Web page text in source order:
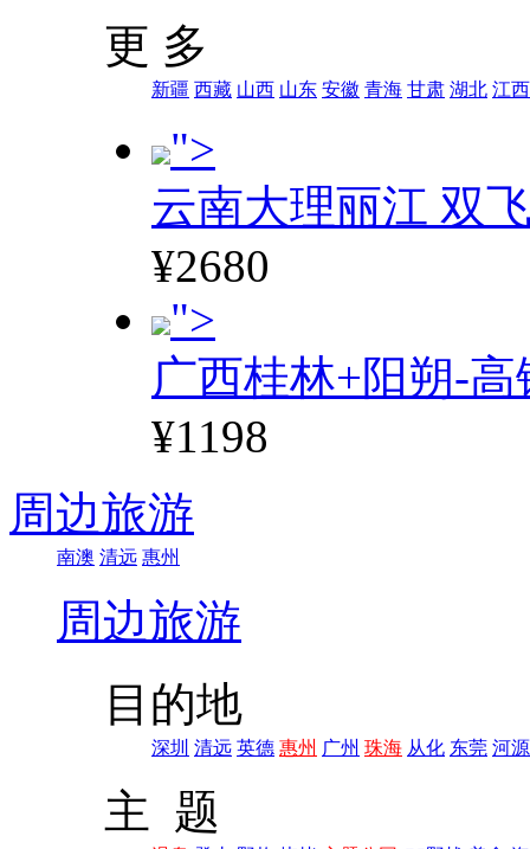
更 多
新疆 西藏 山西 山东 安徽 青海 甘肃 湖北 江西
">
云南大理丽江 双
¥2680
">
广西桂林+阳朔-高
¥1198
周边旅游
南澳 清远 惠州
周边旅游
目的地
深圳 清远 英德 惠州 广州 珠海 从化 东莞 河源
主 题